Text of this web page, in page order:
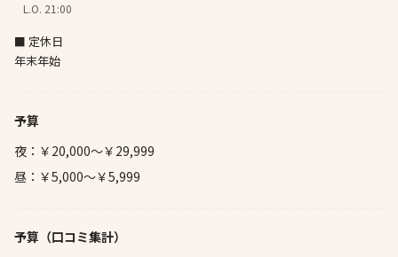
L.O. 21:00
■ 定休日
年末年始
予算
夜：￥20,000～￥29,999
昼：￥5,000～￥5,999
予算 （口コミ集計）